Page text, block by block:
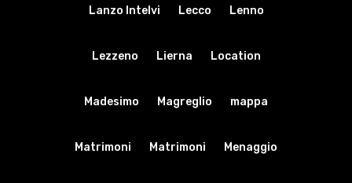
Lanzo Intelvi Lecco Lenno
Lezzeno Lierna Location
Madesimo Magreglio mappa
Matrimoni Matrimoni Menaggio